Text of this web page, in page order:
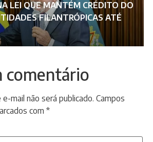
LEI QUE MANTÉM CRÉDITO DO
FILANTRÓPICAS ATÉ
comentário
mail não será publicado. Campos
com *